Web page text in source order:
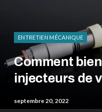
ENTRETIEN MÉCANIQUE
Comment
injecteurs de
septembre 20, 2022